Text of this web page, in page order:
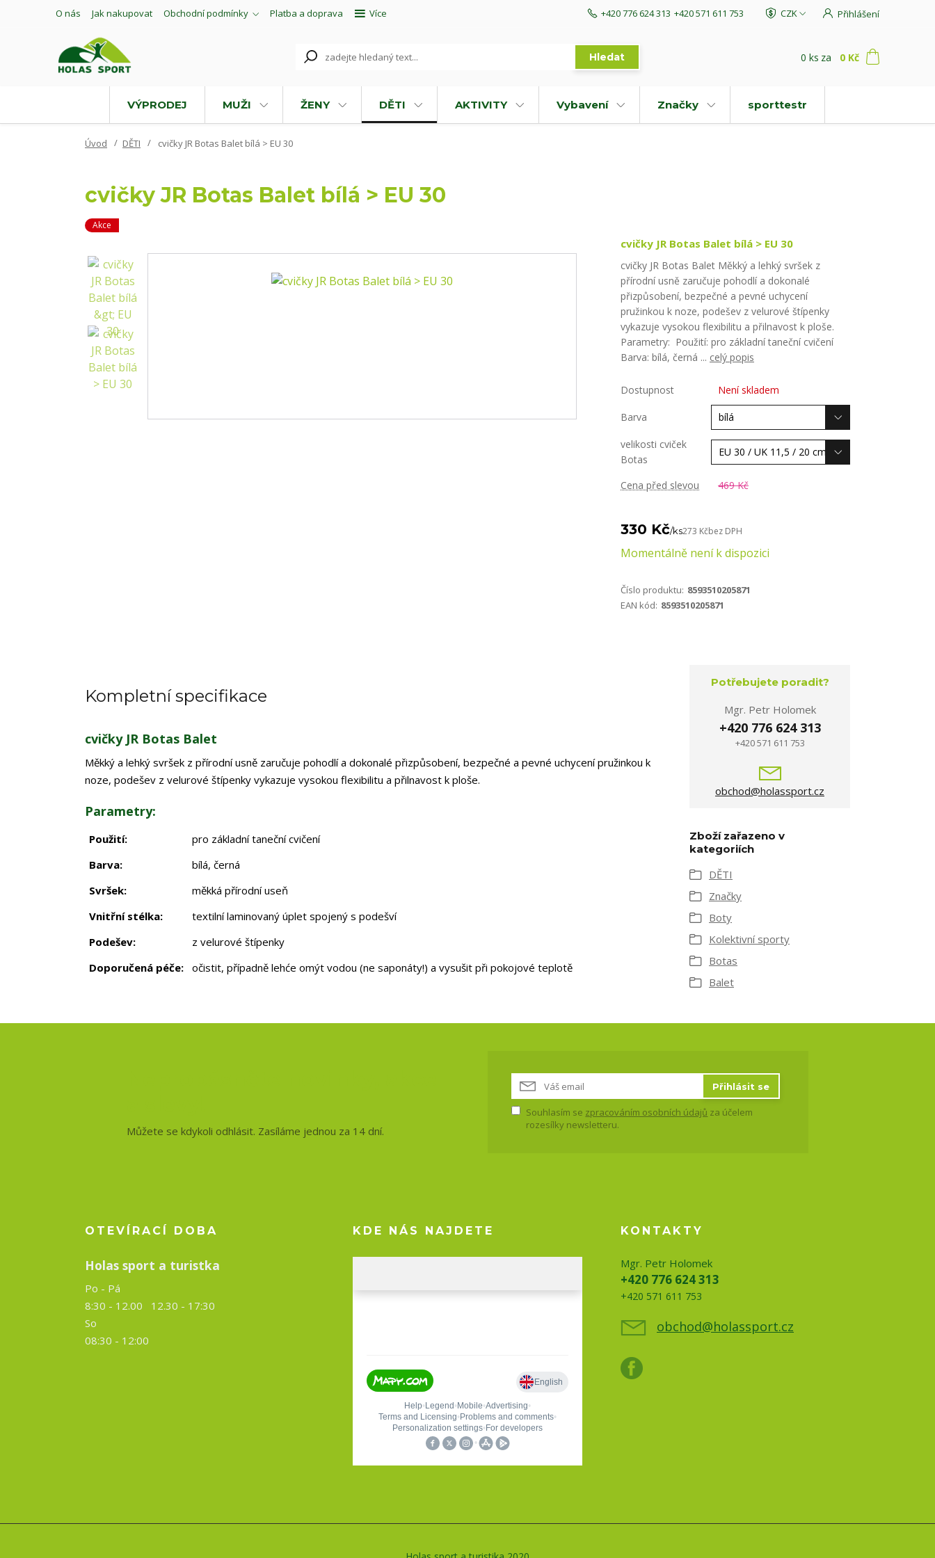
O nás Jak nakupovat Obchodní podmínky Platba a doprava Více CZK Přihlášení
Hledat
+420 776 624 313 +420 571 611 753
0 ks za 0 Kč
VÝPRODEJ MUŽI ŽENY DĚTI AKTIVITY Vybavení Značky sporttestr
Úvod DĚTI cvičky JR Botas Balet bílá > EU 30
cvičky JR Botas Balet bílá > EU 30
Akce
cvičky JR Botas Balet bílá > EU 30
cvičky JR Botas Balet Měkký a lehký svršek z
přírodní usně zaručuje pohodlí a dokonalé
přizpůsobení, bezpečné a pevné uchycení
pružinkou k noze, podešev z velurové štípenky
vykazuje vysokou flexibilitu a přilnavost k ploše.
Parametry: Použití: pro základní taneční cvičení
Barva: bílá, černá ... celý popis
Dostupnost Není skladem
Barva
velikosti cviček
Botas
Cena před slevou
469 Kč
330 Kč/ks273 Kčbez DPH
Momentálně není k dispozici
Číslo produktu: 8593510205871
EAN kód: 8593510205871
Kompletní specifikace
cvičky JR Botas Balet
Měkký a lehký svršek z přírodní usně zaručuje pohodlí a dokonalé přizpůsobení, bezpečné a pevné uchycení pružinkou k
noze, podešev z velurové štípenky vykazuje vysokou flexibilitu a přilnavost k ploše.
Parametry:
Použití:
pro základní taneční cvičení
Barva:
bílá, černá
Svršek:
měkká přírodní useň
Vnitřní stélka:
textilní laminovaný úplet spojený s podešví
Podešev:
z velurové štípenky
Doporučená péče: očistit, případně lehće omýt vodou (ne saponáty!) a vysušit při pokojové teplotě
Potřebujete poradit?
Mgr. Petr Holomek
+420 776 624 313
+420 571 611 753
obchod@holassport.cz
Zboží zařazeno v
kategoriích
DĚTI
Značky
Boty
Kolektivní sporty
Botas
Balet
Můžete se kdykoli odhlásit. Zasíláme jednou za 14 dní.
Přihlásit se
Souhlasím se zpracováním osobních údajů za účelem
rozesílky newsletteru.
OTEVÍRACÍ DOBA
Holas sport a turistka
Po - Pá
8:30 - 12.00 12.30 - 17:30
So
08:30 - 12:00
KDE NÁS NAJDETE KONTAKTY
Mgr. Petr Holomek
+420 776 624 313
+420 571 611 753
obchod@holassport.cz